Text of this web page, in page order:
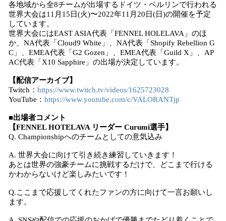
各地域から全8チームが出場するドイツ・ベルリンで行われる
世界大会は11月15日(火)〜2022年11月20日(日)の開催を予定
しています。
世界大会にはEAST ASIA代表「FENNEL HOLELAVA」のほ
か、NA代表「Cloud9 White」、NA代表「Shopify Rebellion G
C」、EMEA代表「G2 Gozen」、EMEA代表「Guild X」、AP
AC代表「X10 Sapphire」の出場が決定しています。
【配信アーカイブ】
Twitch： https://www.twitch.tv/videos/1625723028
YouTube： https://www.youtube.com/c/VALORANTjp
■出場者コメント
【FENNEL HOTELAVA リーダー Curumi選手】
Q. Championshipへのチームとしての意気込み
A. 世界大会に向けて引き続き練習していきます！
あとは世界の強豪チームに挑戦するだけで、どこまで行ける
かわからないけど楽しみたいです！
Q.ここまで応援してくれたファンの方に向けて一言お願いし
ます。